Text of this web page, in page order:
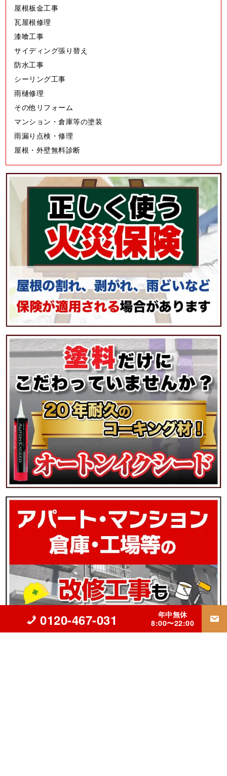
屋根板金工事
瓦屋根修理
漆喰工事
サイディング張り替え
防水工事
シーリング工事
雨樋修理
その他リフォーム
マンション・倉庫等の塗装
雨漏り点検・修理
屋根・外壁無料診断
0120-467-031
年中無休
8:00〜22:00